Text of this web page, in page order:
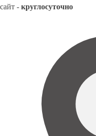
сайт - круглосуточно